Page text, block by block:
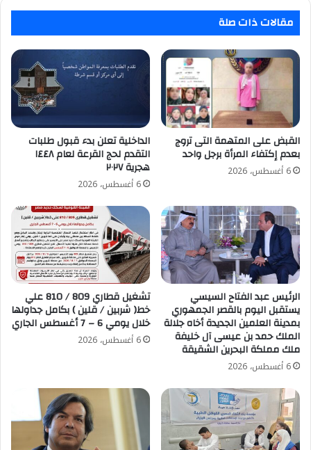
مقالات ذات صلة
القبض على المتهمة التى تروج
بعدم إكتفاء المرأة برجل واحد
6 أغسطس، 2026
الداخلية تعلن بدء قبول طلبات
التقدم لحج القرعة لعام ١٤٤٨
هجرية ٢٠٢٧
6 أغسطس، 2026
الرئيس عبد الفتاح السيسي
يستقبل اليوم بالقصر الجمهوري
بمدينة العلمين الجديدة أخاه جلالة
الملك حمد بن عيسى آل خليفة
ملك مملكة البحرين الشقيقة
6 أغسطس، 2026
تشغيل قطاري 809 / 810 علي
خط( شربين / قلين ) بكامل جداولها
خلال يومي 6 – 7 أغسطس الجاري
6 أغسطس، 2026